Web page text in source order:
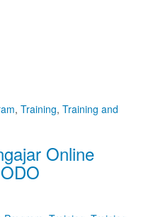
, Training, Training and
Online